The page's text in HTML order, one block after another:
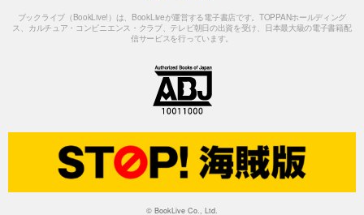
試し読み
あらすじを表示する
週プレ 2025年10月6日号No.40
あらすじを表示する
ブックライブ（BookLive!）は、BookLiveが運営する電子書店です。TOPPANホールディング
ス、カルチュア・コンビニエンス・クラブ、テレビ朝日の出資を受け、日本最大級の電子書籍配
信サービスを行っています。
© BookLive Co., Ltd.